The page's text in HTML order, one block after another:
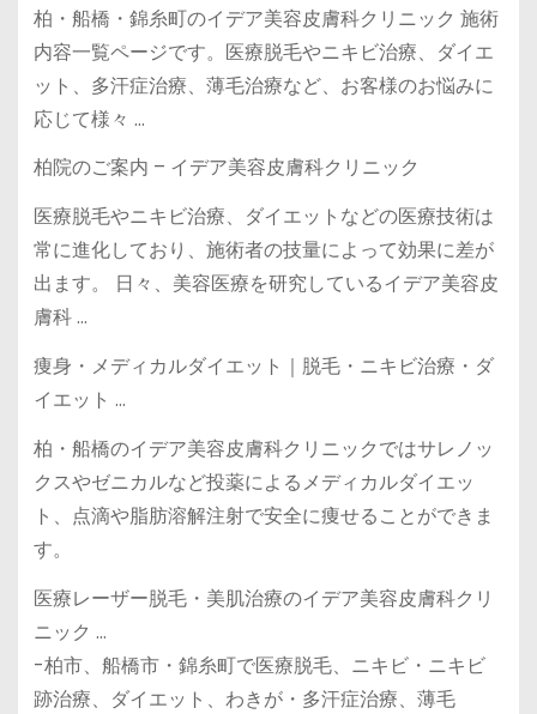
柏・船橋・錦糸町のイデア美容皮膚科クリニック 施術
内容一覧ページです。医療脱毛やニキビ治療、ダイエ
ット、多汗症治療、薄毛治療など、お客様のお悩みに
応じて様々 …
柏院のご案内 – イデア美容皮膚科クリニック
医療脱毛やニキビ治療、ダイエットなどの医療技術は
常に進化しており、施術者の技量によって効果に差が
出ます。 日々、美容医療を研究しているイデア美容皮
膚科 …
痩身・メディカルダイエット｜脱毛・ニキビ治療・ダ
イエット …
柏・船橋のイデア美容皮膚科クリニックではサレノッ
クスやゼニカルなど投薬によるメディカルダイエッ
ト、点滴や脂肪溶解注射で安全に痩せることができま
す。
医療レーザー脱毛・美肌治療のイデア美容皮膚科クリ
ニック …
-柏市、船橋市・錦糸町で医療脱毛、ニキビ・ニキビ
跡治療、ダイエット、わきが・多汗症治療、薄毛